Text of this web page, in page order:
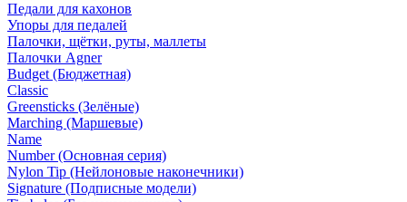
Педали для кахонов
Упоры для педалей
Палочки, щётки, руты, маллеты
Палочки Agner
Budget (Бюджетная)
Classic
Greensticks (Зелёные)
Marching (Маршевые)
Name
Number (Основная серия)
Nylon Tip (Нейлоновые наконечники)
Signature (Подписные модели)